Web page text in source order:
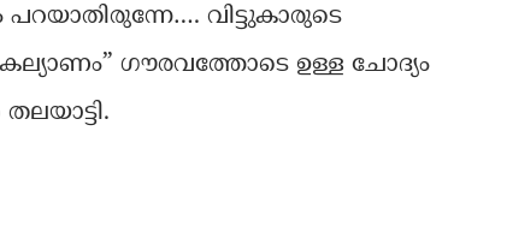
വിട്ടുകാരുടെ
ഗൗരവത്തോടെ ഉള്ള ചോദ്യം